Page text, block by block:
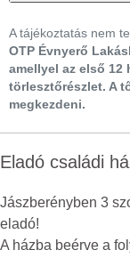
A tájékoztatás nem
OTP Évnyerő
amellyel az első 12
törlesztőrészlet. A
megkezdeni.
Eladó családi
Jászberényben 3
eladó!
A házba beérve a